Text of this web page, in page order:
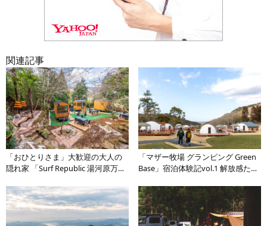
関連記事
「おひとりさま」大歓迎の大人の
隠れ家 「Surf Republic 湯河原万葉
ング」が熱海・湯河原エリアにオ
ープン
「マザー牧場 グランピング Green
Base」宿泊体験記vol.1 解放感たっ
編】